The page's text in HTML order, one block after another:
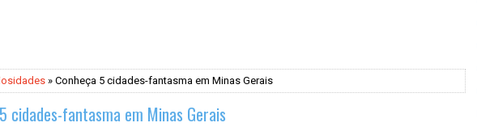
» Conheça 5 cidades-fantasma em Minas Gerais
cidades-fantasma em Minas Gerais